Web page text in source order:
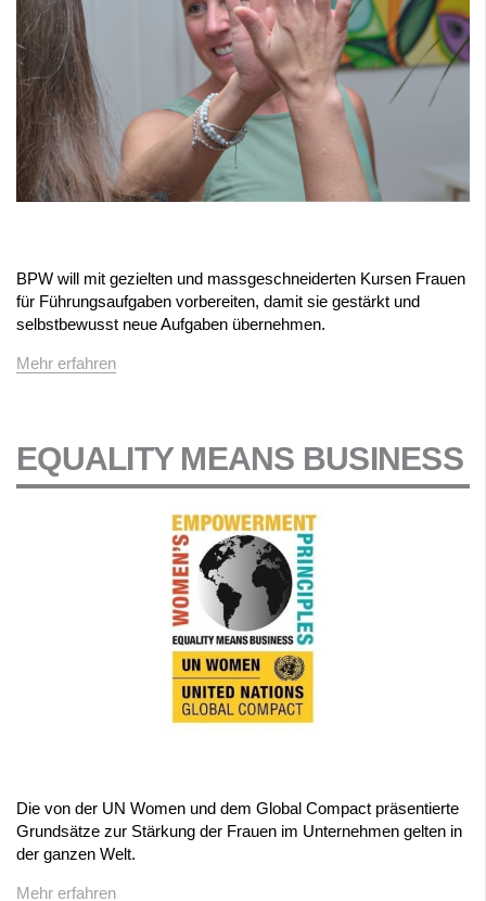
BPW will mit gezielten und massgeschneiderten Kursen Frauen
für Führungsaufgaben vorbereiten, damit sie gestärkt und
selbstbewusst neue Aufgaben übernehmen.
Mehr erfahren
EQUALITY MEANS BUSINESS
Die von der UN Women und dem Global Compact präsentierte
Grundsätze zur Stärkung der Frauen im Unternehmen gelten in
der ganzen Welt.
Mehr erfahren